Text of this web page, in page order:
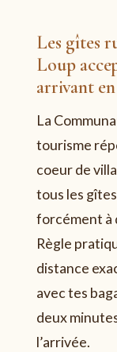
Les gîtes
Loup
arrivant
La
tourisme
coeur de
tous les
forcément à
Règle
distance
avec tes
deux
l’arrivée.